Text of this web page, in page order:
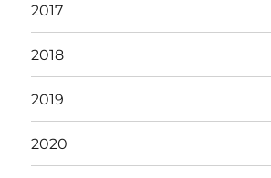
2017
2018
2019
2020